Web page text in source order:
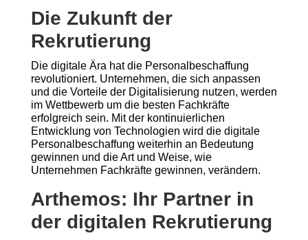
Die Zukunft der
Rekrutierung
Die digitale Ära hat die Personalbeschaffung
revolutioniert. Unternehmen, die sich anpassen
und die Vorteile der Digitalisierung nutzen, werden
im Wettbewerb um die besten Fachkräfte
erfolgreich sein. Mit der kontinuierlichen
Entwicklung von Technologien wird die digitale
Personalbeschaffung weiterhin an Bedeutung
gewinnen und die Art und Weise, wie
Unternehmen Fachkräfte gewinnen, verändern.
Arthemos: Ihr Partner in
der digitalen Rekrutierung